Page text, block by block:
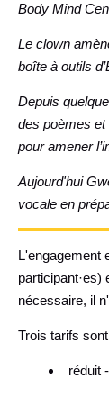
Body Mind
Le clown
boîte à outils
Depuis
des poèmes et
pour amener
Aujourd'hui
vocale en
L'engagement
nécessaire, il
Trois tarifs
réduit